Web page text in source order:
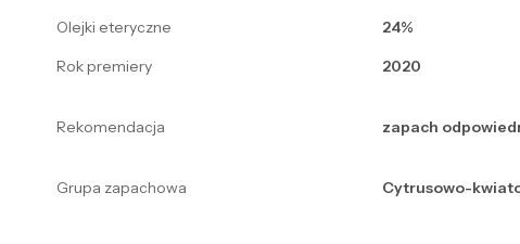
Olejki eteryczne
24%
Rok premiery
2020
Rekomendacja zapach
Grupa zapachowa
Cytrusowo-